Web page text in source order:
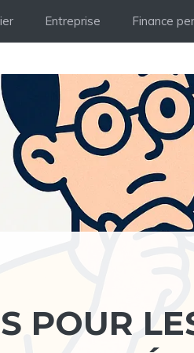
Entreprise Finance
POUR